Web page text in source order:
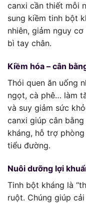
canxi cần thiết mỗi
sung kiềm tinh bột
nhiên, giảm nguy
bì tay chân.
Kiềm hóa – cân
Thói quen ăn uống
ngọt, cà phê… làm
và suy giảm sức
canxi giúp cân
kháng, hỗ trợ
tiểu đường.
Nuôi dưỡng lợi
Tinh bột kháng là
ruột. Chúng giúp